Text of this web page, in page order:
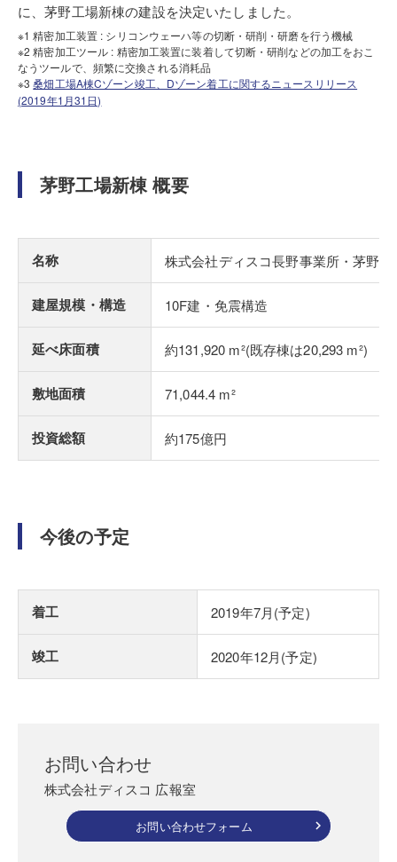
に、茅野工場新棟の建設を決定いたしました。
※1 精密加工装置 : シリコンウェーハ等の切断・研削・研磨を行う機械
※2 精密加工ツール : 精密加工装置に装着して切断・研削などの加工をおこ
なうツールで、頻繁に交換される消耗品
※3桑畑工場A棟Cゾーン竣工、Dゾーン着工に関するニュースリリース
(2019年1月31日)
茅野工場新棟 概要
名称 株式会社ディスコ長野事業所・茅野工
建屋規模・構造 10F建・免震構造
延べ床面積 約131,920 m²(既存棟は20,293 m²)
敷地面積 71,044.4 m²
投資総額 約175億円
今後の予定
着工 2019年7月(予定)
竣工 2020年12月(予定)
お問い合わせ
株式会社ディスコ 広報室
お問い合わせフォーム